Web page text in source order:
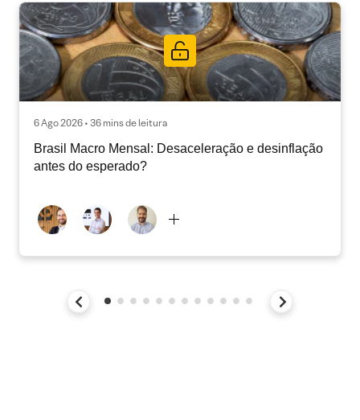
6 Ago 2026 • 36 mins de leitura
Brasil Macro Mensal: Desaceleração e desinflação
antes do esperado?